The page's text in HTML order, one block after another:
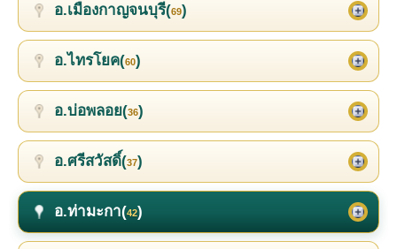
อ.เมืองกาญจนบุรี(69)
อ.ไทรโยค(60)
อ.บ่อพลอย(36)
อ.ศรีสวัสดิ์(37)
อ.ท่ามะกา(42)